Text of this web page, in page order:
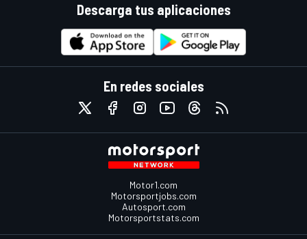
Descarga tus aplicaciones
En redes sociales
Motor1.com
Motorsportjobs.com
Autosport.com
Motorsportstats.com